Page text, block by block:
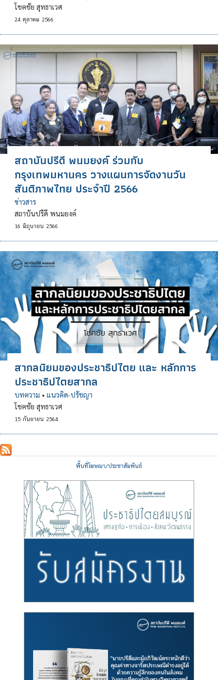
โชคชัย สุทธาเวศ
24 ตุลาคม 2566
สถาบันปรีดี พนมยงค์ ร่วมกับ
กรุงเทพมหานคร วางแผนการจัดงานวัน
สันติภาพไทย ประจำปี 2566
ข่าวสาร
สถาบันปรีดี พนมยงค์
16 มิถุนายน 2566
สากลนิยมของประชาธิปไตย และ หลักการ
ประชาธิปไตยสากล
บทความ • แนวคิด-ปรัชญา
โชคชัย สุทธาเวศ
15 กันยายน 2564
พื้นที่โฆษณา/ประชาสัมพันธ์